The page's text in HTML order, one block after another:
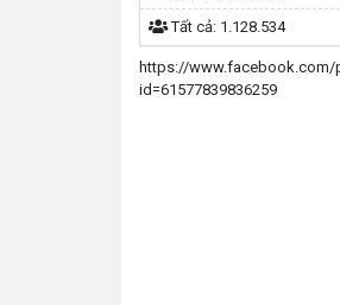
Tất cả: 1.128.534
https://www.facebook.com/
id=61577839836259